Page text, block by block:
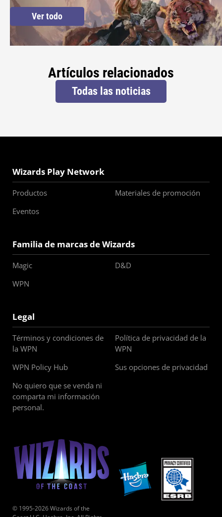
Ver todo
Artículos relacionados
Todas las noticias
Wizards Play Network
Productos
Materiales de promoción
Eventos
Familia de marcas de Wizards
Magic
D&D
WPN
Legal
Términos y condiciones de
la WPN
Política de privacidad de la
WPN
WPN Policy Hub
Sus opciones de privacidad
No quiero que se venda ni
comparta mi información
personal.
© 1995-2026 Wizards of the